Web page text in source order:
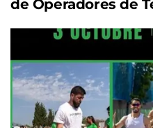
de Operadores de